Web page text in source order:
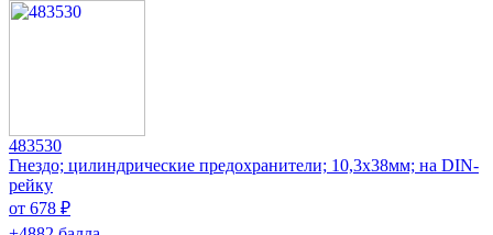
483530
Гнездо; цилиндрические предохранители; 10,3x38мм; на DIN-
рейку
от 678 ₽